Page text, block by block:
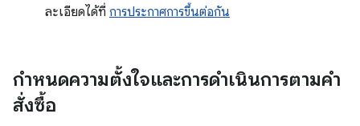
ละเอียดได้ที่ การประกาศการขึ้นต่อกัน
กำหนดความตั้งใจและการดำเนินการตามคำ
สั่งซื้อ